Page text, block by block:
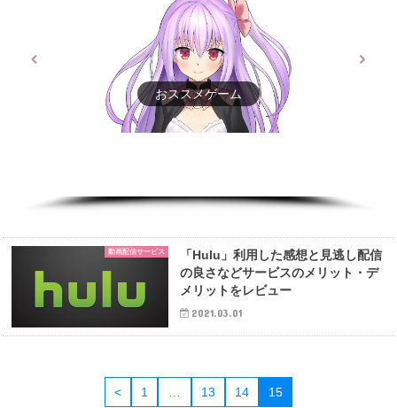
スマホゲーム
動画配信サービス
「Hulu」利用した感想と見逃し配信
の良さなどサービスのメリット・デ
メリットをレビュー
2021.03.01
< 1 13 14 15